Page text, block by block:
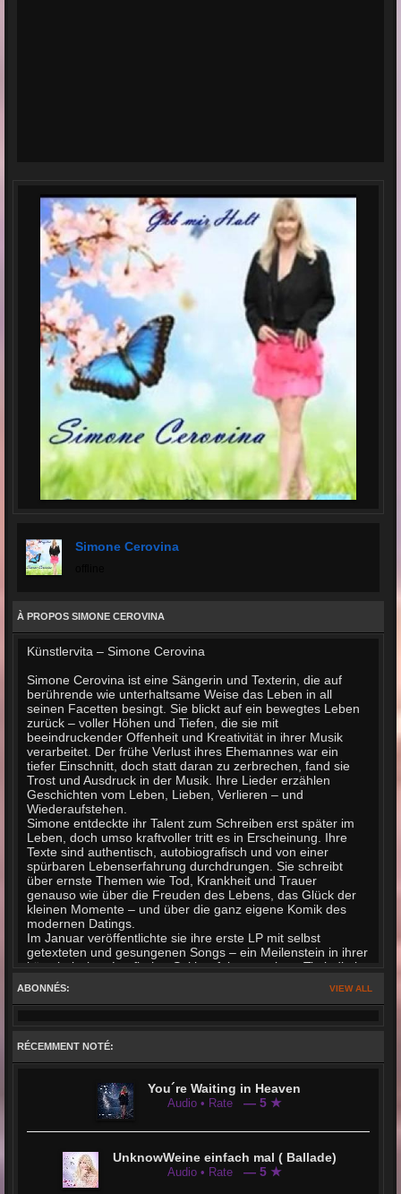
Simone Cerovina
À PROPOS SIMONE CEROVINA
Künstlervita – Simone Cerovina
Simone Cerovina ist eine Sängerin und Texterin, die auf
berührende wie unterhaltsame Weise das Leben in all
seinen Facetten besingt. Sie blickt auf ein bewegtes Leben
zurück – voller Höhen und Tiefen, die sie mit
beeindruckender Offenheit und Kreativität in ihrer Musik
verarbeitet. Der frühe Verlust ihres Ehemannes war ein
tiefer Einschnitt, doch statt daran zu zerbrechen, fand sie
Trost und Ausdruck in der Musik. Ihre Lieder erzählen
Geschichten vom Leben, Lieben, Verlieren – und
Wiederaufstehen.
Simone entdeckte ihr Talent zum Schreiben erst später im
Leben, doch umso kraftvoller tritt es in Erscheinung. Ihre
Texte sind authentisch, autobiografisch und von einer
spürbaren Lebenserfahrung durchdrungen. Sie schreibt
über ernste Themen wie Tod, Krankheit und Trauer
genauso wie über die Freuden des Lebens, das Glück der
kleinen Momente – und über die ganz eigene Komik des
modernen Datings.
Im Januar veröffentlichte sie ihre erste LP mit selbst
getexteten und gesungenen Songs – ein Meilenstein in ihrer
künstlerischen Laufbahn. Seither folgten weitere Titel, die in
deutschsprachigen Hitparaden nicht nur vertreten, sondern
auch mehrfach auf Platz 1 gelandet sind. Ihre Fanbase
wächst stetig: Immer mehr Menschen fühlen sich von ihrer
Lebensfreude, ihrer Herzlichkeit und ihrer musikalischen
Ehrlichkeit angezogen – viele nehmen lange Anfahrtswege
auf sich, um Simone Cerovina live zu erleben.
Ihr Repertoire reicht von gefühlvollen Balladen über den
Verlust geliebter Menschen bis hin zu lebensfrohen
Partysongs, die zeigen: Man ist nie zu alt, um jung zu sein
und es ist nie zu spät, das Leben zu feiern. Besonders
Charme. In ihrer aktuellen Single etwa nimmt sie
augenzwinkernd die oberflächlichen Absichten vieler
Männer aufs Korn – entstanden bei einem Glas Wein und
VIEW ALL
ABONNÉS:
RÉCEMMENT NOTÉ:
You´re Waiting in Heaven
Audio • Rate — 5 ★
UnknowWeine einfach mal ( Ballade)
Audio • Rate — 5 ★